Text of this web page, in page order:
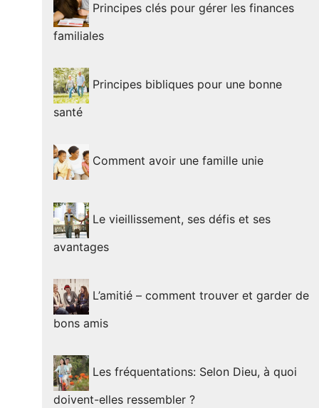
Principes clés pour gérer les finances
familiales
Principes bibliques pour une bonne
santé
Comment avoir une famille unie
Le vieillissement, ses défis et ses
avantages
L’amitié – comment trouver et garder de
bons amis
Les fréquentations: Selon Dieu, à quoi
doivent-elles ressembler ?